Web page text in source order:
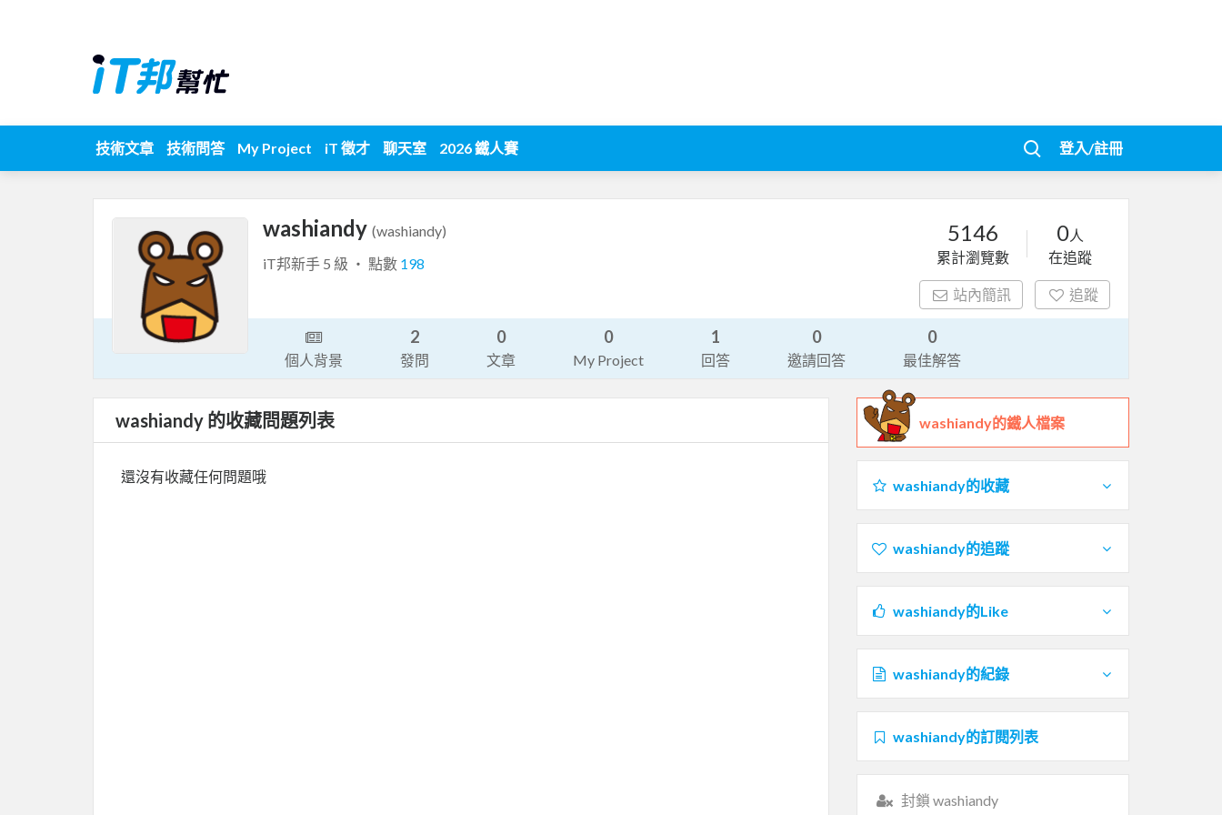
技術文章 技術問答 My Project iT 徵才 聊天室 2026 鐵人賽 登入/註冊
washiandy (washiandy)
iT邦新手 5 級 ‧ 點數 198
5146
累計瀏覽數
0人
在追蹤
站內簡訊 追蹤
個人背景
2
發問
0
文章
0
My Project
1
回答
0
邀請回答
0
最佳解答
washiandy 的收藏問題列表
還沒有收藏任何問題哦
washiandy的鐵人檔案
washiandy的收藏
washiandy的追蹤
washiandy的Like
washiandy的紀錄
washiandy的訂閱列表
封鎖 washiandy